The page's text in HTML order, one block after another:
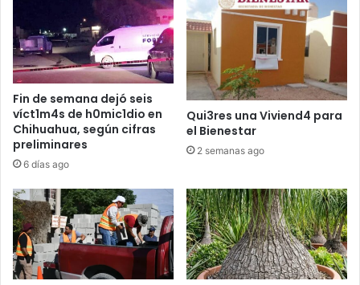
Fin de semana dejó seis
víct1m4s de h0mic1dio en
Chihuahua, según cifras
preliminares
6 días ago
Qui3res una Viviend4 para
el Bienestar
2 semanas ago